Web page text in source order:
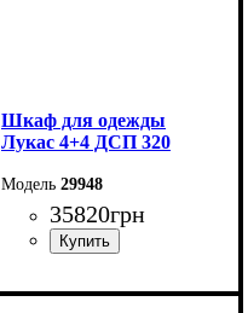
Шкаф для одежды
Лукас 4+4 ДСП 320
29948
35820грн
Ширина: 320 см